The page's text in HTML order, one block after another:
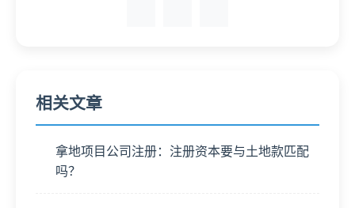
相关文章
拿地项目公司注册：注册资本要与土地款匹配
吗？